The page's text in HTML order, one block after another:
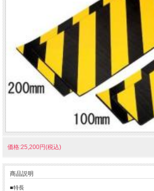
価格:25,200円(税込)
商品説明
■特長